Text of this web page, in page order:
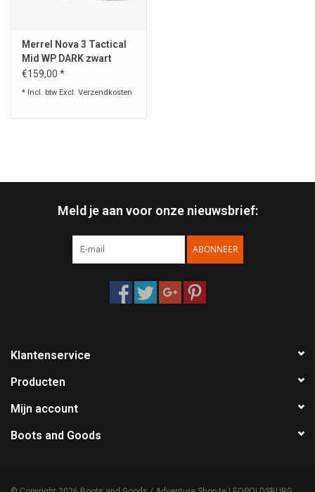
Merrel Nova 3 Tactical
Mid WP DARK zwart
€159,00 *
* Incl. btw Excl. Verzendkosten
Meld je aan voor onze nieuwsbrief:
ABONNEER
Klantenservice
Producten
Mijn account
Boots and Goods